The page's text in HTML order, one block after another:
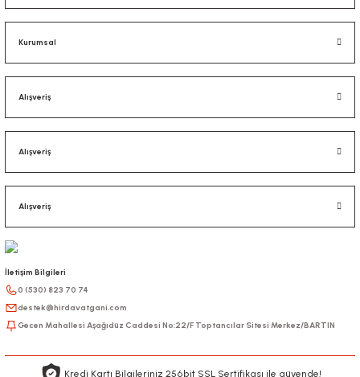
Kurumsal
Alışveriş
Alışveriş
Alışveriş
İletişim Bilgileri
0 (530) 823 70 74
destek@hirdavatgani.com
Gecen Mahallesi Aşağıdüz Caddesi No:22/F Toptancılar Sitesi Merkez/BARTIN
Kredi Kartı Bilgileriniz 256bit SSL Sertifikası ile güvende!